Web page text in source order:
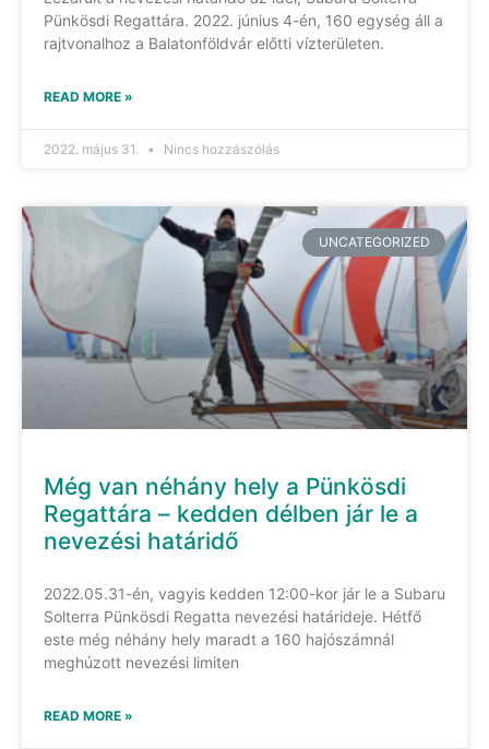
Pünkösdi Regattára. 2022. június 4-én, 160 egység áll a
rajtvonalhoz a Balatonföldvár előtti vízterületen.
READ MORE »
2022. május 31. Nincs hozzászólás
UNCATEGORIZED
Még van néhány hely a Pünkösdi
Regattára – kedden délben jár le a
nevezési határidő
2022.05.31-én, vagyis kedden 12:00-kor jár le a Subaru
Solterra Pünkösdi Regatta nevezési határideje. Hétfő
este még néhány hely maradt a 160 hajószámnál
meghúzott nevezési limiten
READ MORE »